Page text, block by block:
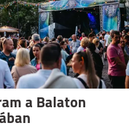
a Balaton